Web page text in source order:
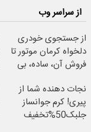
از سراسر وب
از جستجوی خودری
دلخواه کرمان موتور تا
فروش آن، ساده، بی
نجات دهنده شما از
پیری! کرم جوانساز
جلبک50%تخفیف